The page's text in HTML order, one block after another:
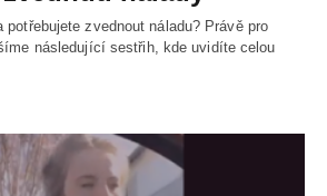
potřebujete zvednout náladu? Právě pro
následující sestřih, kde uvidíte celou